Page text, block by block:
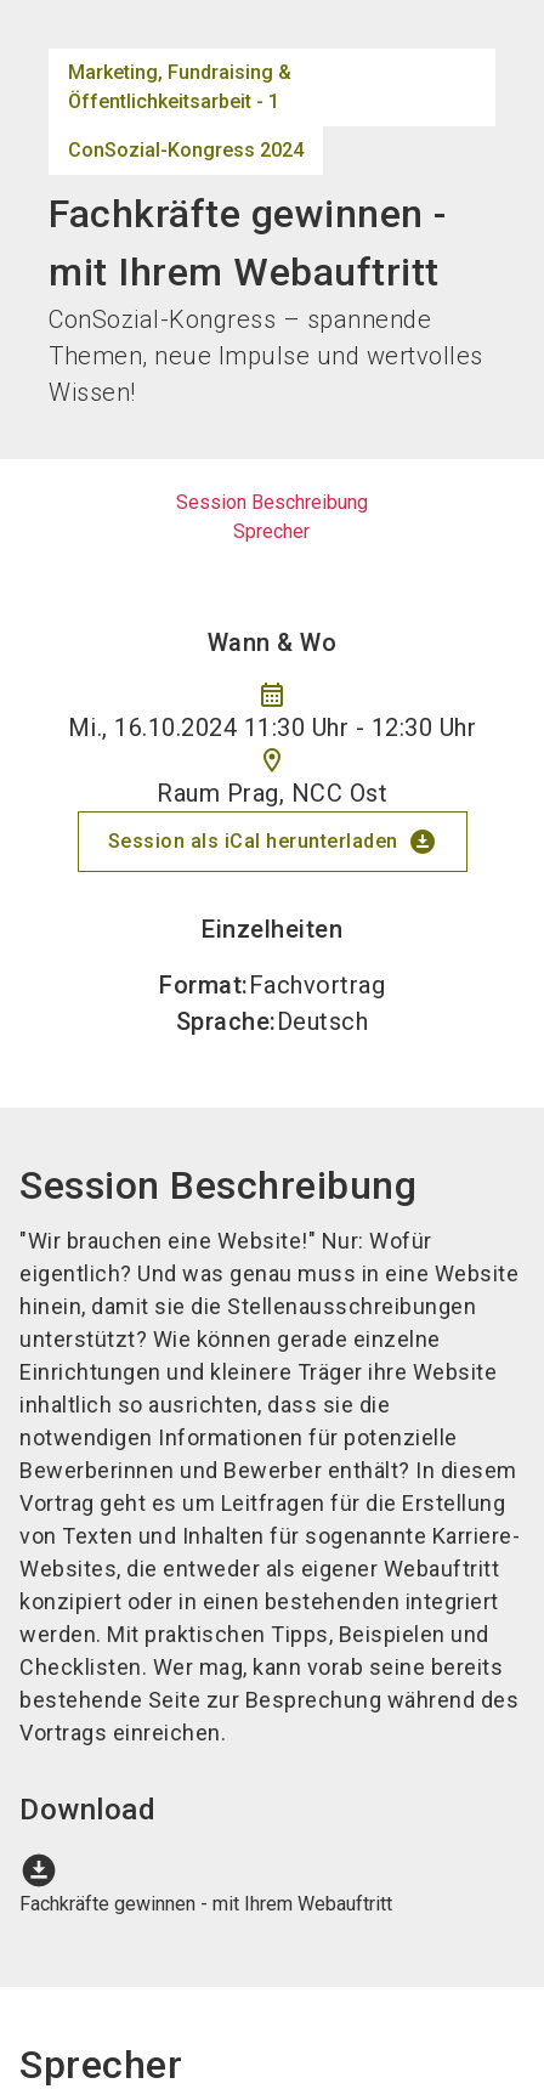
Marketing, Fundraising &
Öffentlichkeitsarbeit - 1
ConSozial-Kongress 2024
Fachkräfte gewinnen -
mit Ihrem Webauftritt
ConSozial-Kongress – spannende
Themen, neue Impulse und wertvolles
Wissen!
Session Beschreibung
Sprecher
Wann & Wo
calendar_month
Mi., 16.10.2024 11:30 Uhr - 12:30 Uhr
location_on
Raum Prag, NCC Ost
Session als iCal herunterladen download_for_offline
Einzelheiten
Format:Fachvortrag
Sprache:Deutsch
Session Beschreibung
"Wir brauchen eine Website!" Nur: Wofür
eigentlich? Und was genau muss in eine Website
hinein, damit sie die Stellenausschreibungen
unterstützt? Wie können gerade einzelne
Einrichtungen und kleinere Träger ihre Website
inhaltlich so ausrichten, dass sie die
notwendigen Informationen für potenzielle
Bewerberinnen und Bewerber enthält? In diesem
Vortrag geht es um Leitfragen für die Erstellung
von Texten und Inhalten für sogenannte Karriere-
Websites, die entweder als eigener Webauftritt
konzipiert oder in einen bestehenden integriert
werden. Mit praktischen Tipps, Beispielen und
Checklisten. Wer mag, kann vorab seine bereits
bestehende Seite zur Besprechung während des
Vortrags einreichen.
Download
download_for_offline
Fachkräfte gewinnen - mit Ihrem Webauftritt
Sprecher